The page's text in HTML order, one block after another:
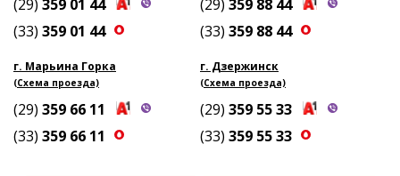
(29) 359 01 44
(33) 359 01 44
(29) 359 88 44
(33) 359 88 44
г. Марьина Горка
(Схема проезда)
(29) 359 66 11
(33) 359 66 11
г. Дзержинск
(Схема проезда)
(29) 359 55 33
(33) 359 55 33